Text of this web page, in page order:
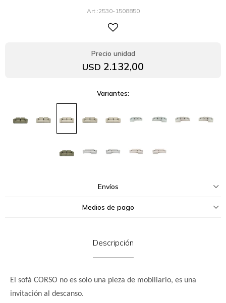
2530-1508850
USD 2.132,00
Variantes:
Envíos
Medios de pago
Descripción
El sofá CORSO no es solo una pieza de mobiliario, es una
invitación al descanso.